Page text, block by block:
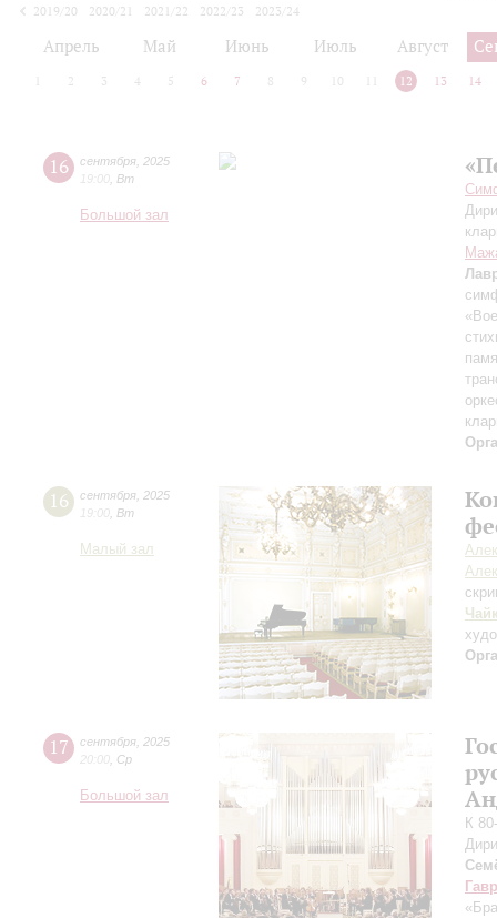
2019/20
2020/21 2021/22 2022/23
2023/24
Апрель Май Июнь Июль Август
2 3 4 5 6 7 8 9 10 12 13 14
16 сентября 2025
19:00 Вт
Большой зал
16 сентября 2025
19:00 Вт
Малый зал
17 сентября 2025
20:00 Ср
Большой зал
К